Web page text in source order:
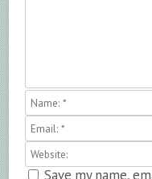
Save my name,